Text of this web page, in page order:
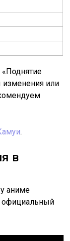
изменения или
.
в
аниме
официальный